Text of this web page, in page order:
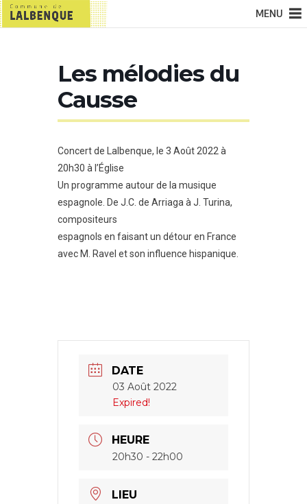
MENU
Les mélodies du
Causse
Concert de Lalbenque, le 3 Août 2022 à
20h30 à l’Église
Un programme autour de la musique
espagnole. De J.C. de Arriaga à J. Turina,
compositeurs
espagnols en faisant un détour en France
avec M. Ravel et son influence hispanique.
DATE
03 Août 2022
Expired!
HEURE
20h30 - 22h00
LIEU